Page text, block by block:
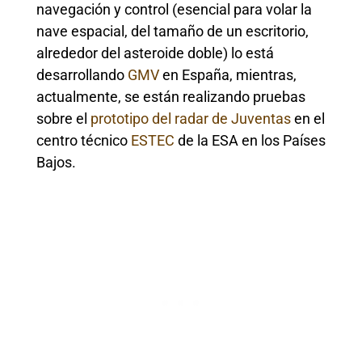
navegación y control (esencial para volar la
nave espacial, del tamaño de un escritorio,
alrededor del asteroide doble) lo está
desarrollando GMVen España, mientras,
actualmente, se están realizando pruebas
sobre el prototipo del radar de Juventasen el
centro técnico ESTEC de la ESA en los Países
Bajos.